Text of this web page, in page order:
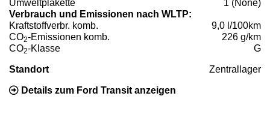
Umweltplakette
1 (None)
Verbrauch und Emissionen nach WLTP:
Kraftstoffverbr. komb.
9,0 l/100km
CO2-Emissionen komb.
226 g/km
CO2-Klasse G
Standort Zentrallager
Details zum Ford Transit anzeigen